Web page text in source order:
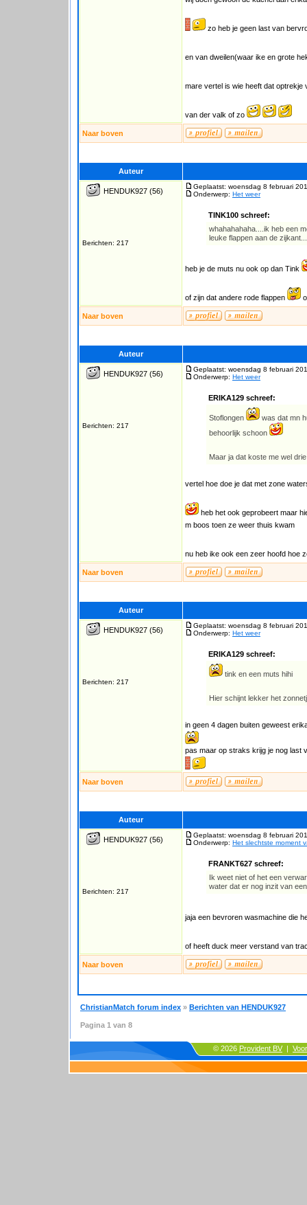
zo heb je geen last van
en van dweilen(waar ike en grote
mare vertel is wie heeft dat optrekje
van der valk of zo
Naar boven
Auteur
HENDUK927 (56)
Berichten: 217
Geplaatst: woensdag 8 februari
Onderwerp: Het weer
TINK100 schreef:
whahahahaha....ik heb een
leuke flappen aan de
heb je de muts nu ook op dan Tink
of zijn dat andere rode flappen
Naar boven
Auteur
HENDUK927 (56)
Berichten: 217
Geplaatst: woensdag 8 februari
Onderwerp: Het weer
ERIKA129 schreef:
Stoflongen
was dat mn
behoorlijk schoon
Maar ja dat koste me wel
vertel hoe doe je dat met zone
heb het ook geprobeert maar
m boos toen ze weer thuis kwam
nu heb ike ook een zeer hoofd hoe
Naar boven
Auteur
HENDUK927 (56)
Berichten: 217
Geplaatst: woensdag 8 februari
Onderwerp: Het weer
ERIKA129 schreef:
tink en een muts hihi
Hier schijnt lekker het
in geen 4 dagen buiten geweest
pas maar op straks krijg je nog last
Naar boven
Auteur
HENDUK927 (56)
Berichten: 217
Geplaatst: woensdag 8 februari
Onderwerp: Het slechtste moment
FRANKT627 schreef:
Ik weet niet of het een
water dat er nog inzit van
jaja een bevroren wasmachine die
of heeft duck meer verstand van
Naar boven
ChristianMatch forum index » Berichten van HENDUK927
Pagina 1 van 8
© 2026 Provident BV |